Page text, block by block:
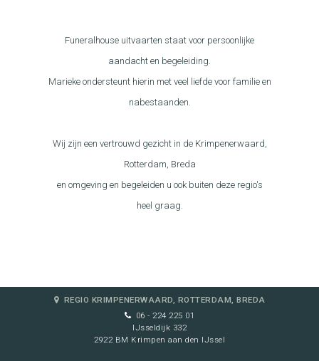
Funeralhouse uitvaarten staat voor persoonlijke
aandacht en begeleiding.
Marieke ondersteunt hierin met veel liefde voor familie en
nabestaanden.
Wij zijn een vertrouwd gezicht in de Krimpenerwaard,
Rotterdam, Breda
en omgeving en begeleiden u ook buiten deze regio's
heel graag.
REGIO KRIMPENERWAARD, ROTTERDAM, BREDA
06 - 224 225 01
IJsseldijk 332
2922 BM Krimpen aan den IJssel